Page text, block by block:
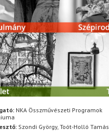
NKA Összművészeti Programok
Szondi György, Toót-Holló Tamás